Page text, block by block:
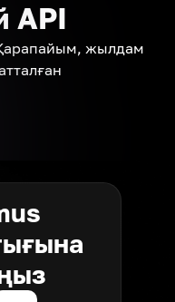
API
жылдам